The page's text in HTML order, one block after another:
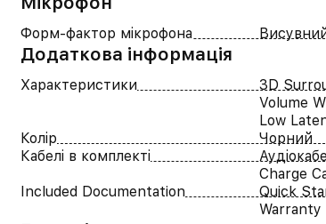
Форм-фактор мікрофона
Додаткова інформація
Характеристики
3D
Volume
Low
Колір
Чорний
Кабелі в комплекті
Charge
Included Documentation
Quick
Warranty